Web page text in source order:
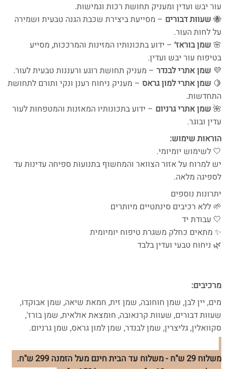
עור יבש ועדין ומעניק תחושת רכות וגמישות.
🐝 שעוות דבורים – מסייעת ביצירת שכבת הגנה טבעית ושמירה
על לחות העור.
🌸 שמן בוראז׳ – ידוע בתכונותיו המזינות והמרככות, מסייע
בטיפוח עור יבש ועדין.
💜 שמן אתרי לבנדר – מעניק תחושת רוגע ורעננות טבעית לעור.
🍋 שמן אתרי למון גראס – מעניק ניחוח רענן ונקי ותורם לתחושת
התחדשות.
🌺 שמן אתרי גרניום – ידוע בתכונותיו המאזנות והמטפחות לעור
עדין ובוגר.
הוראות שימוש:
🤍 לשימוש יומיומי.
יש למרוח על אזור הצוואר והמחשוף בתנועות ספיחה עדינות עד
לספיגה מלאה.
יתרונות נוספים
🌱 ללא רכיבים סינתטיים מיותרים
🤍 עבודת יד
✨ מתאים כחלק משגרת טיפוח יומיומית
🌿 ניחוח טבעי ועדין בלבד
מרכיבים:
מים, יין לבן, שמן חוחובה, שמן זית, חמאת שיאה, שמן אבוקדו,
שעוות דבורים, שעוות קרנאובה, חומצאת אולאית, שמן בורז',
סקוואלין, גליצרין, שמן לבנדר, שמן למון גראס, שמן גרניום.
משלוח 29 ש"ח - משלוח עד הבית חינם מעל הזמנה 299 ש"ח.